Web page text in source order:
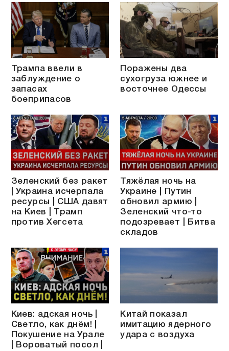
Трампа ввели в
заблуждение о
запасах
боеприпасов
Поражены два
сухогруза южнее и
восточнее Одессы
Зеленский без ракет
| Украина исчерпала
ресурсы | США давят
на Киев | Трамп
против Хегсета
Тяжёлая ночь на
Украине | Путин
обновил армию |
Зеленский что-то
подозревает | Битва
складов
Киев: адская ночь |
Светло, как днём! |
Покушение на Урале
| Вороватый посол |
Китай показал
имитацию ядерного
удара с воздуха